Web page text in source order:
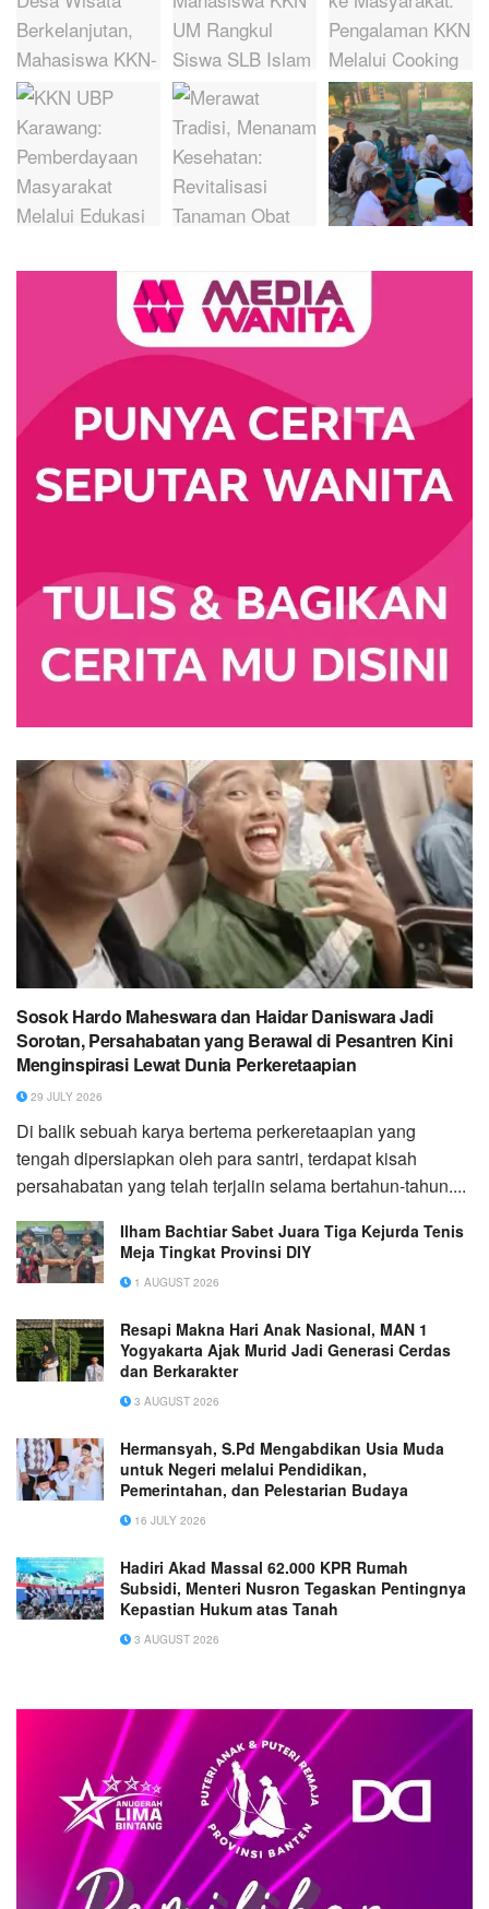
Sosok Hardo Maheswara dan Haidar Daniswara Jadi
Sorotan, Persahabatan yang Berawal di Pesantren Kini
Menginspirasi Lewat Dunia Perkeretaapian
29 JULY 2026
Di balik sebuah karya bertema perkeretaapian yang
tengah dipersiapkan oleh para santri, terdapat kisah
persahabatan yang telah terjalin selama bertahun-tahun....
Ilham Bachtiar Sabet Juara Tiga Kejurda Tenis
Meja Tingkat Provinsi DIY
1 AUGUST 2026
Resapi Makna Hari Anak Nasional, MAN 1
Yogyakarta Ajak Murid Jadi Generasi Cerdas
dan Berkarakter
3 AUGUST 2026
Hermansyah, S.Pd Mengabdikan Usia Muda
untuk Negeri melalui Pendidikan,
Pemerintahan, dan Pelestarian Budaya
16 JULY 2026
Hadiri Akad Massal 62.000 KPR Rumah
Subsidi, Menteri Nusron Tegaskan Pentingnya
Kepastian Hukum atas Tanah
3 AUGUST 2026